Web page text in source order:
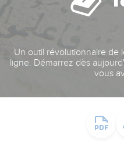
Un outil révolutionnaire de
ligne. Démarrez dès
vous